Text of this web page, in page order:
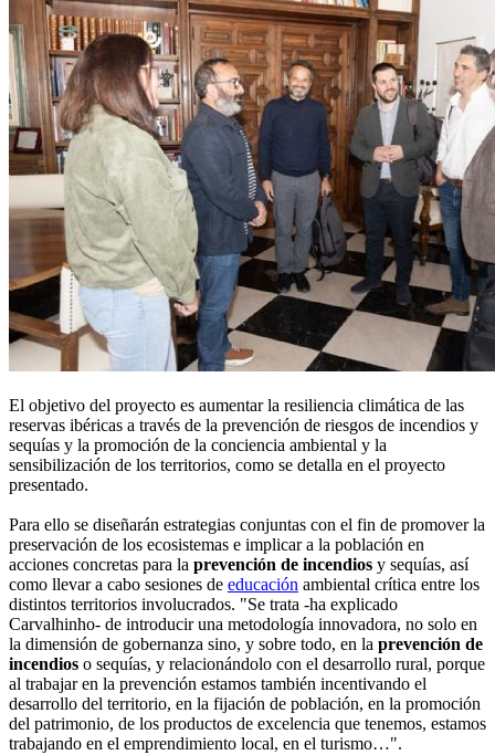
El objetivo del proyecto es aumentar la resiliencia climática de las
reservas ibéricas a través de la prevención de riesgos de incendios y
sequías y la promoción de la conciencia ambiental y la
sensibilización de los territorios, como se detalla en el proyecto
presentado.
Para ello se diseñarán estrategias conjuntas con el fin de promover la
preservación de los ecosistemas e implicar a la población en
acciones concretas para la prevención de incendios y sequías, así
como llevar a cabo sesiones de educación ambiental crítica entre los
distintos territorios involucrados. "Se trata -ha explicado
Carvalhinho- de introducir una metodología innovadora, no solo en
la dimensión de gobernanza sino, y sobre todo, en la prevención de
incendios o sequías, y relacionándolo con el desarrollo rural, porque
al trabajar en la prevención estamos también incentivando el
desarrollo del territorio, en la fijación de población, en la promoción
del patrimonio, de los productos de excelencia que tenemos, estamos
trabajando en el emprendimiento local, en el turismo…".